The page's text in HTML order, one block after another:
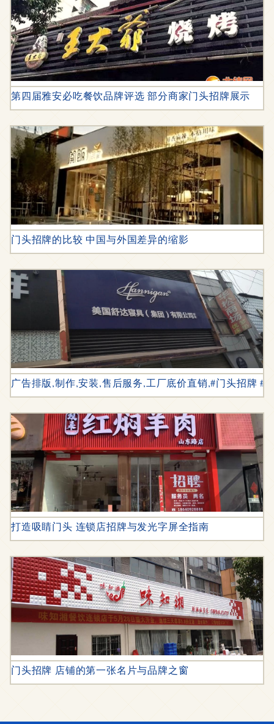
第四届雅安必吃餐饮品牌评选 部分商家门头招牌展示
门头招牌的比较 中国与外国差异的缩影
广告排版,制作,安装,售后服务,工厂底价直销,#门头招牌 #
打造吸睛门头 连锁店招牌与发光字屏全指南
门头招牌 店铺的第一张名片与品牌之窗